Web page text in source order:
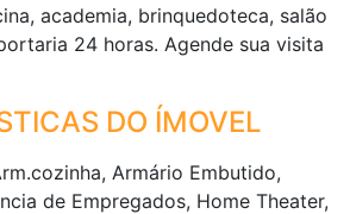
academia, brinquedoteca, salão
24 horas. Agende sua visita
DO ÍMOVEL
Armário Embutido,
de Empregados, Home Theater,